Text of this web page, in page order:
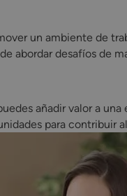
un ambiente de
abordar desafíos de
añadir valor a
para contribuir